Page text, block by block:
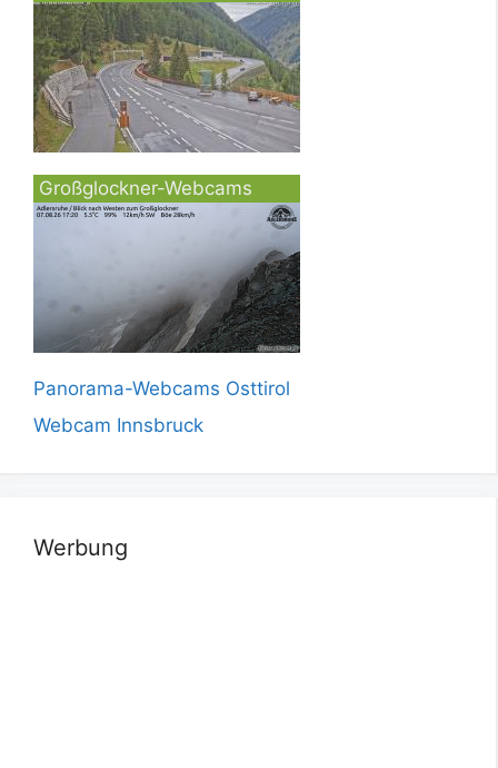
Großglockner-Webcams
Panorama-Webcams Osttirol
Webcam Innsbruck
Werbung